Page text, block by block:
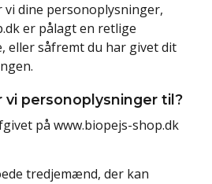
dine personoplysninger,
er pålagt en retlige
eller såfremt du har givet dit
vi personoplysninger til?
på www.biopejs-shop.dk
tredjemænd, der kan